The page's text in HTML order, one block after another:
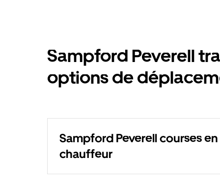
Sampford Peverell
options de
Sampford Peverell courses
chauffeur